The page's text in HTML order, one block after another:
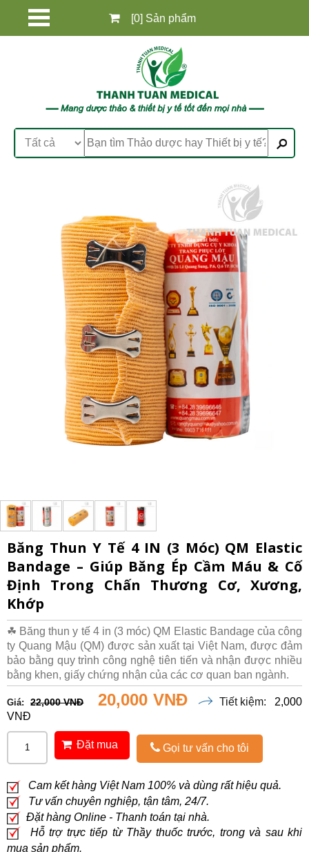
[0] Sản phẩm
Băng Thun Y Tế 4 IN (3 Móc) QM Elastic
Bandage – Giúp Băng Ép Cầm Máu & Cố
Định Trong Chấn Thương Cơ, Xương,
Khớp
☘ Băng thun y tế 4 in (3 móc) QM Elastic Bandage của công
ty Quang Mậu (QM) được sản xuất tại Việt Nam, được đảm
bảo bằng quy trình công nghệ tiên tiến và nhận được nhiều
bằng khen, giấy chứng nhận của các cơ quan ban ngành.
Giá: 22,000 VNĐ 20,000 VNĐ Tiết kiệm:
2,000
VNĐ
Đặt mua Gọi tư vấn cho tôi
Cam kết hàng Việt Nam 100% và dùng rất hiệu quả.
Tư vấn chuyên nghiệp, tận tâm, 24/7.
Đặt hàng Online - Thanh toán tại nhà.
Hỗ trợ trực tiếp từ Thầy thuốc trước, trong và sau khi
mua sản phẩm.